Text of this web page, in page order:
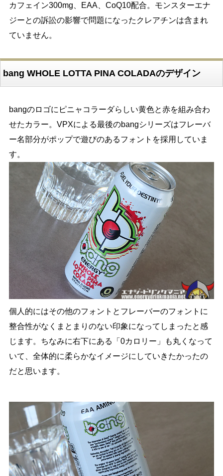
カフェイン300mg、EAA、CoQ10配合。モンスターエナ
ジーとの訴訟の影響で問題になったクレアチンは含まれ
ていません。
bang WHOLE LOTTA PINA COLADAのデザイン
bangのロゴにピニャコラーダらしい黄色と赤を組み合わ
せたカラー。VPXによる最後のbangシリーズはフレーバ
ー名部分がポップで遊びのあるフォントを採用していま
す。
個人的にはその他のフォントとフレーバーのフォントに
整合性がなくまとまりのない印象になってしまったと感
じます。ちなみに右下にある「0カロリー」も丸くなって
いて、全体的に柔らかなイメージにしていきたかったの
だと思います。